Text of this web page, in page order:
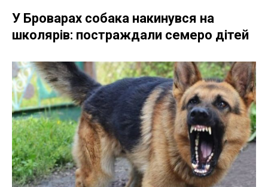
У Броварах собака накинувся на
школярів: постраждали семеро дітей